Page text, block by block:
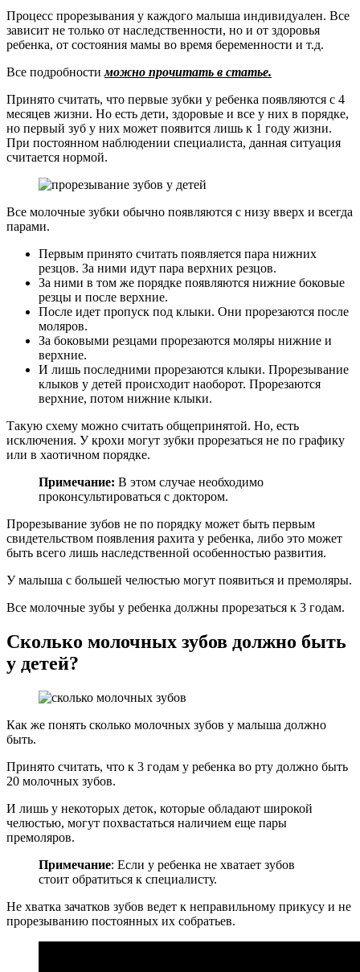
Процесс прорезывания у каждого малыша индивидуален. Все
зависит не только от наследственности, но и от здоровья
ребенка, от состояния мамы во время беременности и т.д.
Все подробностиможно прочитать в статье.
Принято считать, что первые зубки у ребенка появляются с 4
месяцев жизни. Но есть дети, здоровые и все у них в порядке,
но первый зуб у них может появится лишь к 1 году жизни.
При постоянном наблюдении специалиста, данная ситуация
считается нормой.
Все молочные зубки обычно появляются с низу вверх и всегда
парами.
Первым принято считать появляется пара нижних
резцов. За ними идут пара верхних резцов.
За ними в том же порядке появляются нижние боковые
резцы и после верхние.
После идет пропуск под клыки. Они прорезаются после
моляров.
За боковыми резцами прорезаются моляры нижние и
верхние.
И лишь последними прорезаются клыки. Прорезывание
клыков у детей происходит наоборот. Прорезаются
верхние, потом нижние клыки.
Такую схему можно считать общепринятой. Но, есть
исключения. У крохи могут зубки прорезаться не по графику
или в хаотичном порядке.
Примечание: В этом случае необходимо
проконсультироваться с доктором.
Прорезывание зубов не по порядку может быть первым
свидетельством появления рахита у ребенка, либо это может
быть всего лишь наследственной особенностью развития.
У малыша с большей челюстью могут появиться и премоляры.
Все молочные зубы у ребенка должны прорезаться к 3 годам.
Сколько молочных зубов должно быть
у детей?
Как же понять сколько молочных зубов у малыша должно
быть.
Принято считать, что к 3 годам у ребенка во рту должно быть
20 молочных зубов.
И лишь у некоторых деток, которые обладают широкой
челюстью, могут похвастаться наличием еще пары
премоляров.
Примечание: Если у ребенка не хватает зубов
стоит обратиться к специалисту.
Не хватка зачатков зубов ведет к неправильному прикусу и не
прорезыванию постоянных их собратьев.